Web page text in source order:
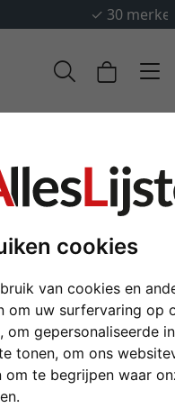
cookies
van cookies en
om uw surfervaring op
om gepersonaliseerde
tonen, om ons
om te begrijpen waar